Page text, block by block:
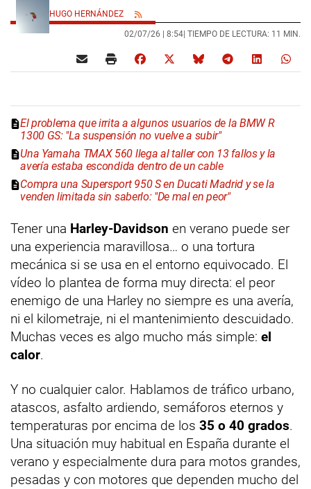
HUGO HERNÁNDEZ
02/07/26 | 8:54 | TIEMPO DE LECTURA: 11 MIN.
El problema que irrita a algunos usuarios de la BMW R
1300 GS: "La suspensión no vuelve a subir"
Una Yamaha TMAX 560 llega al taller con 13 fallos y la
avería estaba escondida dentro de un cable
Compra una Supersport 950 S en Ducati Madrid y se la
venden limitada sin saberlo: "De mal en peor"
Tener una Harley-Davidson en verano puede ser
una experiencia maravillosa… o una tortura
mecánica si se usa en el entorno equivocado. El
vídeo lo plantea de forma muy directa: el peor
enemigo de una Harley no siempre es una avería,
ni el kilometraje, ni el mantenimiento descuidado.
Muchas veces es algo mucho más simple: el
calor.
Y no cualquier calor. Hablamos de tráfico urbano,
atascos, asfalto ardiendo, semáforos eternos y
temperaturas por encima de los 35 o 40 grados.
Una situación muy habitual en España durante el
verano y especialmente dura para motos grandes,
pesadas y con motores que dependen mucho del